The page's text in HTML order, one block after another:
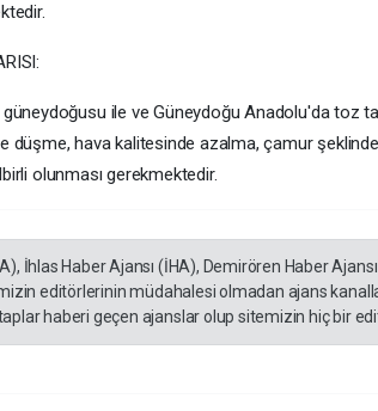
ile ve Güneydoğu Anadolu'da toz
düşme, hava kalitesinde azalma, çamur
olunması gerekmektedir.
İhlas Haber Ajansı (İHA), Demirören Haber
editörlerinin müdahalesi olmadan ajans
haberi geçen ajanslar olup sitemizin hiç bir